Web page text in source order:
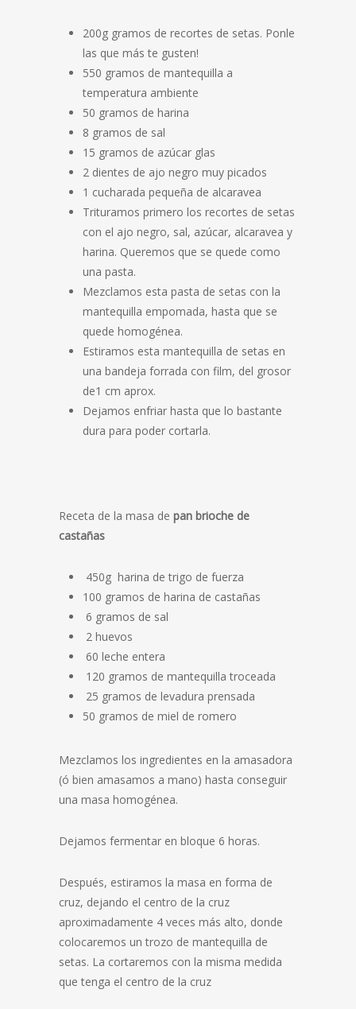
200g gramos de recortes de setas. Ponle
las que más te gusten!
550 gramos de mantequilla a
temperatura ambiente
50 gramos de harina
8 gramos de sal
15 gramos de azúcar glas
2 dientes de ajo negro muy picados
1 cucharada pequeña de alcaravea
Trituramos primero los recortes de setas
con el ajo negro, sal, azúcar, alcaravea y
harina. Queremos que se quede como
una pasta.
Mezclamos esta pasta de setas con la
mantequilla empomada, hasta que se
quede homogénea.
Estiramos esta mantequilla de setas en
una bandeja forrada con film, del grosor
de1 cm aprox.
Dejamos enfriar hasta que lo bastante
dura para poder cortarla.
Receta de la masa de pan brioche de
castañas
450g harina de trigo de fuerza
100 gramos de harina de castañas
6 gramos de sal
2 huevos
60 leche entera
120 gramos de mantequilla troceada
25 gramos de levadura prensada
50 gramos de miel de romero
Mezclamos los ingredientes en la amasadora
(ó bien amasamos a mano) hasta conseguir
una masa homogénea.
Dejamos fermentar en bloque 6 horas.
Después, estiramos la masa en forma de
cruz, dejando el centro de la cruz
aproximadamente 4 veces más alto, donde
colocaremos un trozo de mantequilla de
setas. La cortaremos con la misma medida
que tenga el centro de la cruz